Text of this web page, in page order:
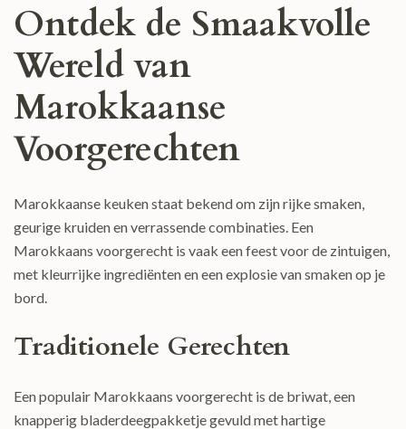
Ontdek de Smaakvolle
Wereld van
Marokkaanse
Voorgerechten
Marokkaanse keuken staat bekend om zijn rijke smaken,
geurige kruiden en verrassende combinaties. Een
Marokkaans voorgerecht is vaak een feest voor de zintuigen,
met kleurrijke ingrediënten en een explosie van smaken op je
bord.
Traditionele Gerechten
Een populair Marokkaans voorgerecht is de briwat, een
knapperig bladerdeegpakketje gevuld met hartige